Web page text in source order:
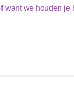
want we houden je